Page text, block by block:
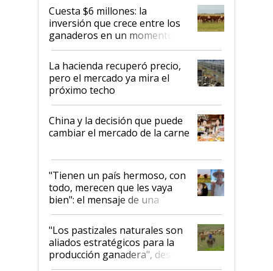
Cuesta $6 millones: la
inversión que crece entre los
ganaderos en un momento
histórico para la actividad
La hacienda recuperó precio,
pero el mercado ya mira el
próximo techo
China y la decisión que puede
cambiar el mercado de la carne
"Tienen un país hermoso, con
todo, merecen que les vaya
bien": el mensaje de una
ganadera uruguaya sobre las
oportunidades que se abren
para el agro en Argentina, con
foco en la carne
"Los pastizales naturales son
aliados estratégicos para la
producción ganadera", destaca
la iniciativa que ya reúne a 46